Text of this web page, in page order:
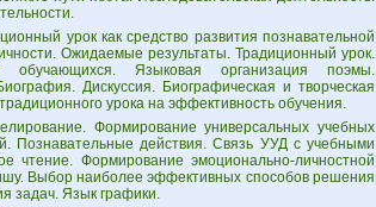
урок как средство развития познавательной
Ожидаемые результаты. Традиционный урок.
обучающихся. Языковая организация поэмы.
Дискуссия. Биографическая и творческая
урока на эффективность обучения.
Формирование универсальных учебных
Познавательные действия. Связь УУД с учебными
Формирование эмоционально-личностной
Выбор наиболее эффективных способов решения
задач. Язык графики.